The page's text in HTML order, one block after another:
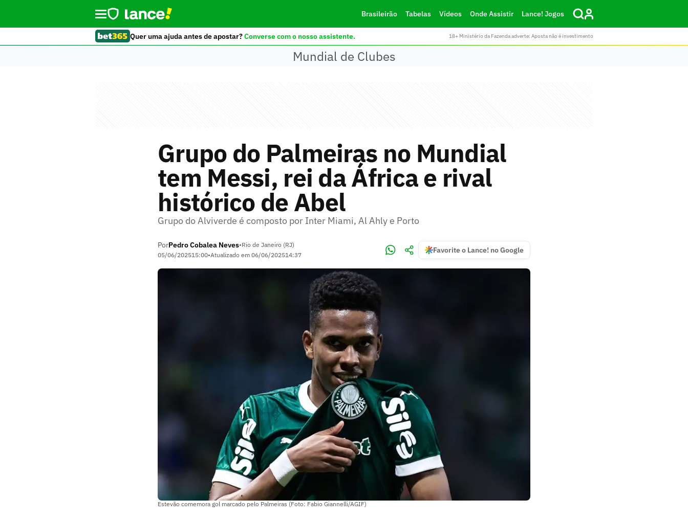
Brasileirão Tabelas Vídeos Onde Assistir Lance! Jogos
Quer uma ajuda antes de apostar?Converse com o nosso assistente. 18+ Ministério da Fazenda adverte: Aposta não é investimento
Mundial de Clubes
Grupo do Palmeiras no Mundial
tem Messi, rei da África e rival
histórico de Abel
Grupo do Alviverde é composto por Inter Miami, Al Ahly e Porto
PorPedro Cobalea Neves•Rio de Janeiro (RJ)
05/06/202515:00•Atualizado em 06/06/202514:37
Favorite o Lance! no Google
Estevão comemora gol marcado pelo Palmeiras (Foto: Fabio Giannelli/AGIF)